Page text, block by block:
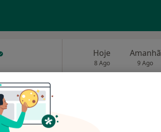
Avenida da Boavista, 3477/3521, Piso 3, Sala 305, Porto •Mapa
Hoje
8 Ago
Amanhã
9 Ago